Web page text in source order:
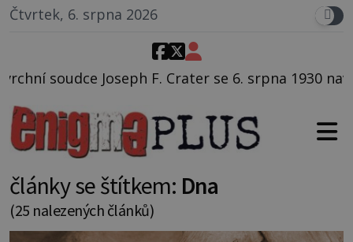
Čtvrtek, 6. srpna 2026
se 6. srpna 1930 navečeří ve své oblíbené
články se štítkem: Dna
(25 nalezených článků)